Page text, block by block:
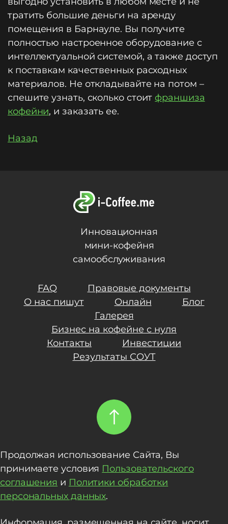
тратить большие деньги на аренду
помещения в Барнауле. Вы получите
полностью настроенное оборудование с
интеллектуальной системой, а также доступ
к поставкам качественных расходных
материалов. Не откладывайте на потом –
спешите узнать, сколько стоит франшиза
кофейни, и заказать ее.
Назад
Инновационная
мини-кофейня
самообслуживания
FAQ
Правовые документы
О нас пишут
Онлайн
Блог
Галерея
Бизнес на кофейне с нуля
Контакты
Инвестиции
Результаты СОУТ
Продолжая использование Сайта, Вы
принимаете условия Пользовательского
соглашения и Политики обработки
персональных данных.